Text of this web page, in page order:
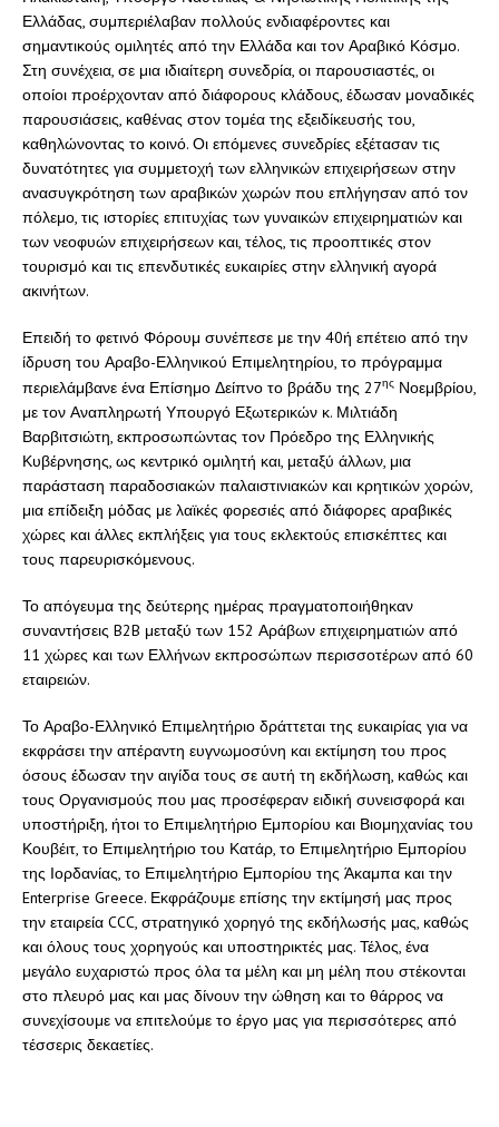
Ελλάδας, συμπεριέλαβαν πολλούς ενδιαφέροντες και
σημαντικούς ομιλητές από την Ελλάδα και τον Αραβικό Κόσμο.
Στη συνέχεια, σε μια ιδιαίτερη συνεδρία, οι παρουσιαστές, οι
οποίοι προέρχονταν από διάφορους κλάδους, έδωσαν μοναδικές
παρουσιάσεις, καθένας στον τομέα της εξειδίκευσής του,
καθηλώνοντας το κοινό. Οι επόμενες συνεδρίες εξέτασαν τις
δυνατότητες για συμμετοχή των ελληνικών επιχειρήσεων στην
ανασυγκρότηση των αραβικών χωρών που επλήγησαν από τον
πόλεμο, τις ιστορίες επιτυχίας των γυναικών επιχειρηματιών και
των νεοφυών επιχειρήσεων και, τέλος, τις προοπτικές στον
τουρισμό και τις επενδυτικές ευκαιρίες στην ελληνική αγορά
ακινήτων.
Επειδή το φετινό Φόρουμ συνέπεσε με την 40ή επέτειο από την
ίδρυση του Αραβο-Ελληνικού Επιμελητηρίου, το πρόγραμμα
περιελάμβανε ένα Επίσημο Δείπνο το βράδυ της 27ης Νοεμβρίου,
με τον Αναπληρωτή Υπουργό Εξωτερικών κ. Μιλτιάδη
Βαρβιτσιώτη, εκπροσωπώντας τον Πρόεδρο της Ελληνικής
Κυβέρνησης, ως κεντρικό ομιλητή και, μεταξύ άλλων, μια
παράσταση παραδοσιακών παλαιστινιακών και κρητικών χορών,
μια επίδειξη μόδας με λαϊκές φορεσιές από διάφορες αραβικές
χώρες και άλλες εκπλήξεις για τους εκλεκτούς επισκέπτες και
τους παρευρισκόμενους.
Το απόγευμα της δεύτερης ημέρας πραγματοποιήθηκαν
συναντήσεις B2B μεταξύ των 152 Αράβων επιχειρηματιών από
11 χώρες και των Ελλήνων εκπροσώπων περισσοτέρων από 60
εταιρειών.
Το Αραβο-Ελληνικό Επιμελητήριο δράττεται της ευκαιρίας για να
εκφράσει την απέραντη ευγνωμοσύνη και εκτίμηση του προς
όσους έδωσαν την αιγίδα τους σε αυτή τη εκδήλωση, καθώς και
τους Οργανισμούς που μας προσέφεραν ειδική συνεισφορά και
υποστήριξη, ήτοι το Επιμελητήριο Εμπορίου και Βιομηχανίας του
Κουβέιτ, το Επιμελητήριο του Κατάρ, το Επιμελητήριο Εμπορίου
της Ιορδανίας, το Επιμελητήριο Εμπορίου της Άκαμπα και την
Enterprise Greece. Εκφράζουμε επίσης την εκτίμησή μας προς
την εταιρεία CCC, στρατηγικό χορηγό της εκδήλωσής μας, καθώς
και όλους τους χορηγούς και υποστηρικτές μας. Τέλος, ένα
μεγάλο ευχαριστώ προς όλα τα μέλη και μη μέλη που στέκονται
στο πλευρό μας και μας δίνουν την ώθηση και το θάρρος να
συνεχίσουμε να επιτελούμε το έργο μας για περισσότερες από
τέσσερις δεκαετίες.